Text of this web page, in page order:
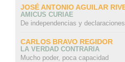
JOSÉ ANTONIO AGUILAR
AMICUS CURIAE
De independencias y declaraciones
CARLOS BRAVO REGIDOR
LA VERDAD CONTRARIA
Mucho poder, poca capacidad